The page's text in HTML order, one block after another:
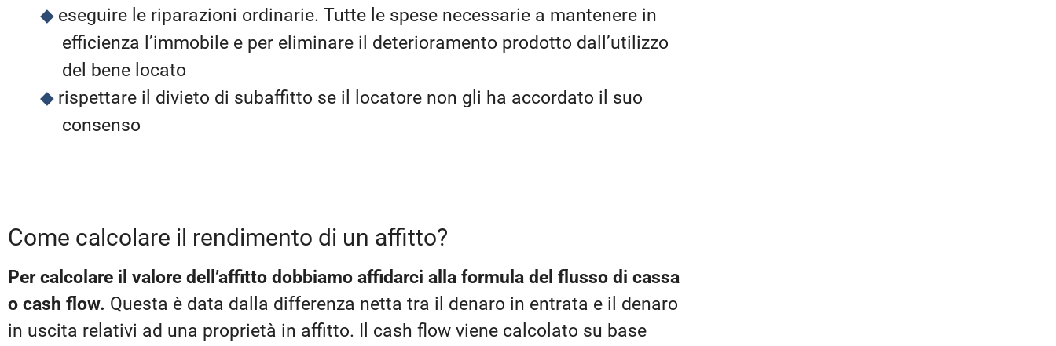
eseguire le riparazioni ordinarie. Tutte le spese necessarie a mantenere in
efficienza l’immobile e per eliminare il deterioramento prodotto dall’utilizzo
del bene locato
rispettare il divieto di subaffitto se il locatore non gli ha accordato il suo
consenso
Come calcolare il rendimento di un affitto?
Per calcolare il valore dell’affitto dobbiamo affidarci alla formula del flusso di cassa
o cash flow. Questa è data dalla differenza netta tra il denaro in entrata e il denaro
in uscita relativi ad una proprietà in affitto. Il cash flow viene calcolato su base